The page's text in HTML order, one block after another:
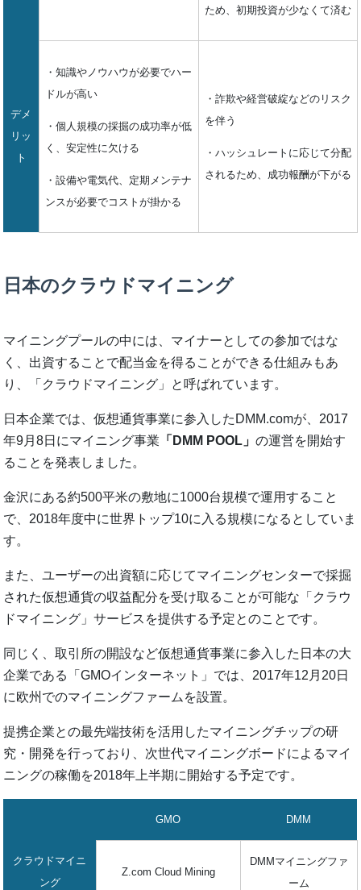
ため、初期投資が少なくて済む
デメ
リッ
ト
・知識やノウハウが必要でハー
ドルが高い
・個人規模の採掘の成功率が低
く、安定性に欠ける
・設備や電気代、定期メンテナ
ンスが必要でコストが掛かる
・詐欺や経営破綻などのリスク
を伴う
・ハッシュレートに応じて分配
されるため、成功報酬が下がる
日本のクラウドマイニング
マイニングプールの中には、マイナーとしての参加ではな
く、出資することで配当金を得ることができる仕組みもあ
り、「クラウドマイニング」と呼ばれています。
日本企業では、仮想通貨事業に参入したDMM.comが、2017
年9月8日にマイニング事業 「DMM POOL」の運営を開始す
ることを発表しました。
金沢にある約500平米の敷地に1000台規模で運用すること
で、2018年度中に世界トップ10に入る規模になるとしていま
す。
また、ユーザーの出資額に応じてマイニングセンターで採掘
された仮想通貨の収益配分を受け取ることが可能な「クラウ
ドマイニング」サービスを提供する予定とのことです。
同じく、取引所の開設など仮想通貨事業に参入した日本の大
企業である「GMOインターネット」では、2017年12月20日
に欧州でのマイニングファームを設置。
提携企業との最先端技術を活用したマイニングチップの研
究・開発を行っており、次世代マイニングボードによるマイ
ニングの稼働を2018年上半期に開始する予定です。
GMO DMM
クラウドマイニ
ング
Z.com Cloud Mining
DMMマイニングファ
ーム